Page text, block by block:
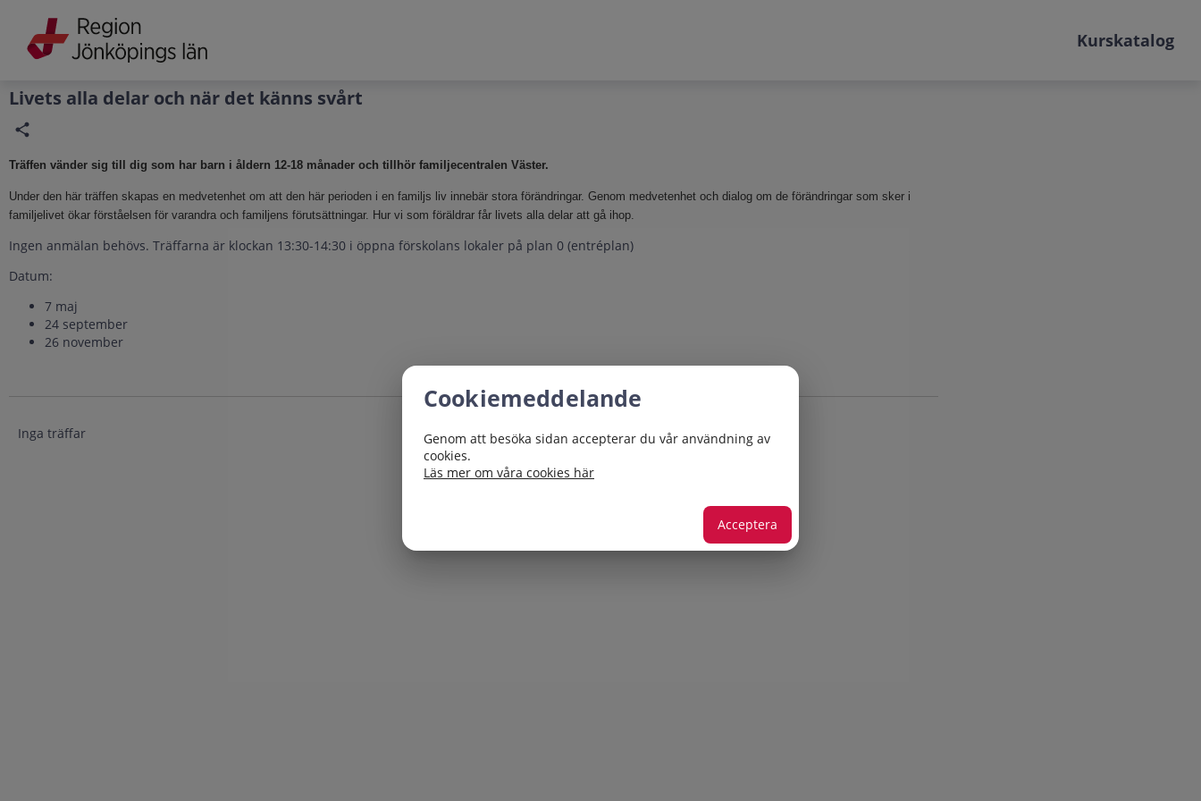
Grade
Portal
Kurskatalog
Livets alla delar och när det känns svårt
Träffen vänder sig till dig som har barn i åldern 12-18 månader och tillhör familjecentralen Väster.
Under den här träffen skapas en medvetenhet om att den här perioden i en familjs liv innebär stora förändringar. Genom medvetenhet och dialog om de förändringar som sker i
familjelivet ökar förståelsen för varandra och familjens förutsättningar. Hur vi som föräldrar får livets alla delar att gå ihop.
Ingen anmälan behövs. Träffarna är klockan 13:30-14:30 i öppna förskolans lokaler på plan 0 (entréplan)
Datum:
7 maj
24 september
26 november
Inga träffar
Cookiemeddelande
Genom att besöka sidan accepterar du vår användning av
cookies.
Läs mer om våra cookies här
Acceptera